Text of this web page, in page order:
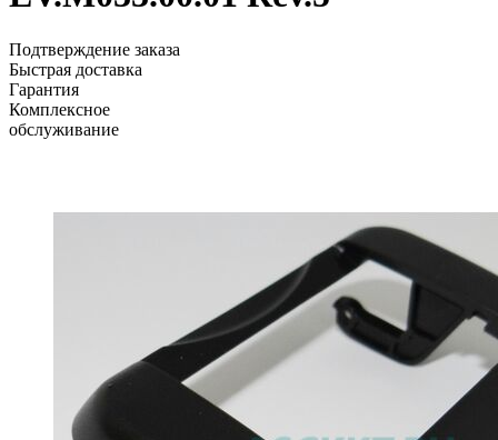
Подтверждение заказа
Быстрая доставка
Гарантия
Комплексное
обслуживание